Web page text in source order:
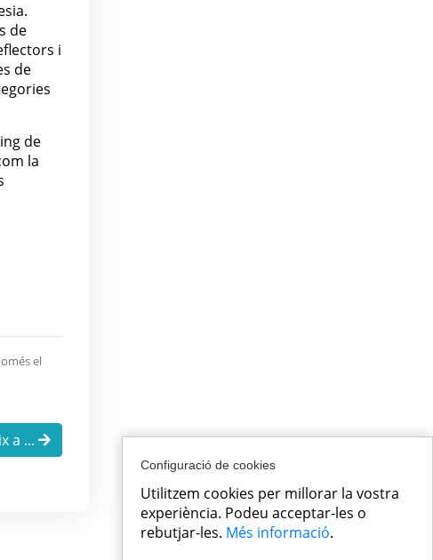
de
i
de
de
la
el
a ...
Configuració de cookies
Utilitzem cookies per millorar la vostra
experiència. Podeu acceptar-les o
rebutjar-les. Més informació.